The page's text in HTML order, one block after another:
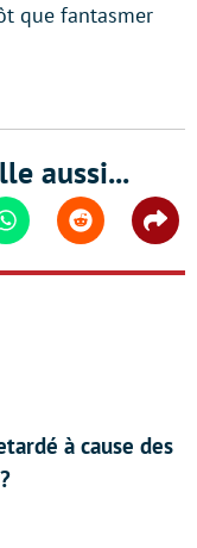
que fantasmer
aussi...
WhatsappReddit
à cause des